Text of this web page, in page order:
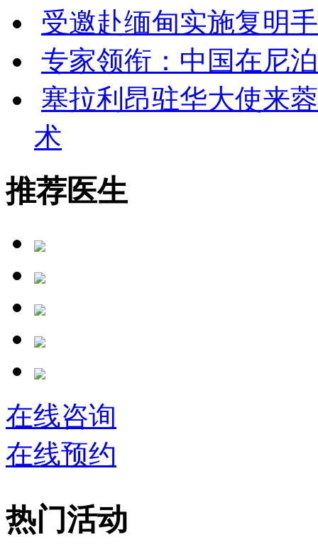
受邀赴缅甸实施复明
专家领衔：中国在尼
塞拉利昂驻华大使来
术
推荐医生
在线咨询
在线预约
热门活动